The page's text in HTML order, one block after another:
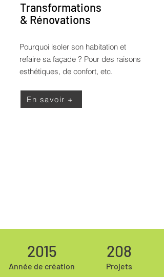
Transformations
& Rénovations
Pourquoi isoler son habitation et
refaire sa façade ? Pour des raisons
esthétiques, de confort, etc.
En savoir +
2015
Année de création
208
Projets